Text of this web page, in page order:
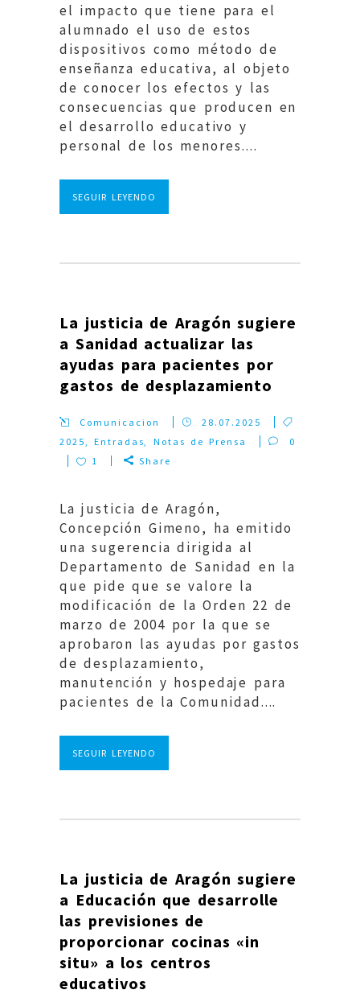
el impacto que tiene para el
alumnado el uso de estos
dispositivos como método de
enseñanza educativa, al objeto
de conocer los efectos y las
consecuencias que producen en
el desarrollo educativo y
personal de los menores....
SEGUIR LEYENDO
La justicia de Aragón sugiere
a Sanidad actualizar las
ayudas para pacientes por
gastos de desplazamiento
Comunicacion
28.07.2025
2025,Entradas, Notas de Prensa
0
1
Share
La justicia de Aragón,
Concepción Gimeno, ha emitido
una sugerencia dirigida al
Departamento de Sanidad en la
que pide que se valore la
modificación de la Orden 22 de
marzo de 2004 por la que se
aprobaron las ayudas por gastos
de desplazamiento,
manutención y hospedaje para
pacientes de la Comunidad....
SEGUIR LEYENDO
La justicia de Aragón sugiere
a Educación que desarrolle
las previsiones de
proporcionar cocinas «in
situ» a los centros
educativos